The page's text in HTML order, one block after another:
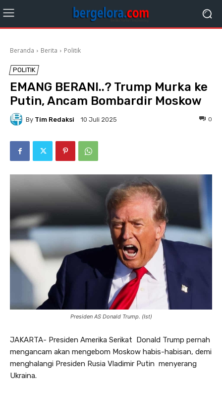
Beranda Berita Politik
POLITIK
EMANG BERANI..? Trump Murka ke
Putin, Ancam Bombardir Moskow
By Tim Redaksi 10 Juli 2025 0
Presiden AS Donald Trump. (Ist)
JAKARTA- Presiden Amerika Serikat Donald Trump pernah
mengancam akan mengebom Moskow habis-habisan, demi
menghalangi Presiden Rusia Vladimir Putin menyerang
Ukraina.